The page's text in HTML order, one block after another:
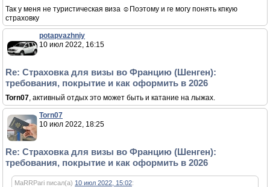
Так у меня не туристическая виза ☺️Поэтому и ге могу понять кпкую
страховку
potapvazhniy
10 июл 2022, 16:15
Re: Страховка для визы во Францию (Шенген):
требования, покрытие и как оформить в 2026
Torn07, активный отдых это может быть и катание на лыжах.
Torn07
10 июл 2022, 18:25
Re: Страховка для визы во Францию (Шенген):
требования, покрытие и как оформить в 2026
MaRRPari писал(а) 10 июл 2022, 15:02: